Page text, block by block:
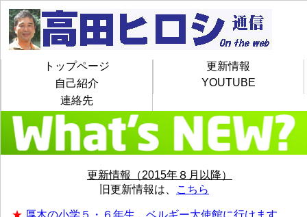
トップページ
更新情報
自己紹介
YOUTUBE
連絡先
更新情報（2015年８月以降）
旧更新情報は、
こちら
★ 厚木の小学５・６年生、ベルギー大使館に行けます